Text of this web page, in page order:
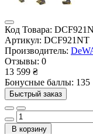
Код Товара:
Артикул: DCF921NT
Производитель:
Отзывы: 0
13 599 ₴
Бонусные баллы: 135
Быстрый заказ
В корзину